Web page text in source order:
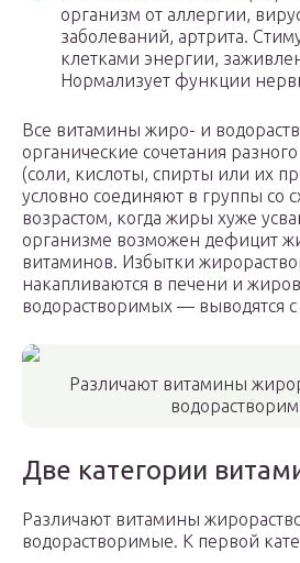
организм от аллергии,
заболеваний, артрита.
клетками энергии,
Нормализует функции
Все витамины жиро- и
органические сочетания
(соли, кислоты, спирты или их
условно соединяют в группы со
возрастом, когда жиры хуже
организме возможен дефицит
витаминов. Избытки
накапливаются в печени и
водорастворимых — выводятся
Различают витамины
Две категории
Различают витамины
водорастворимые. К первой